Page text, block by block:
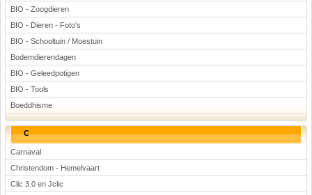
BIO - Zoogdieren
BIO - Dieren - Foto's
BIO - Schooltuin / Moestuin
Bodemdierendagen
BIO - Geleedpotigen
BIO - Tools
Boeddhisme
C
Carnaval
Christendom - Hemelvaart
Clic 3.0 en Jclic